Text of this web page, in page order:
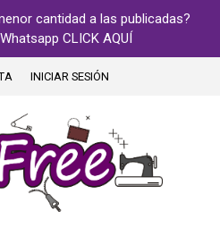
cantidad a las publicadas?
CLICK AQUÍ
INICIAR SESIÓN